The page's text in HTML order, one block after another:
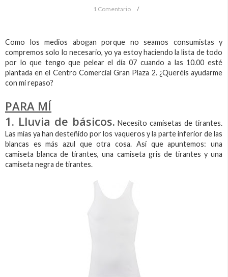
1 Comentario
Como los medios abogan porque no seamos consumistas y
compremos solo lo necesario, yo ya estoy haciendo la lista de todo
por lo que tengo que pelear el día 07 cuando a las 10.00 esté
plantada en el Centro Comercial Gran Plaza 2. ¿Queréis ayudarme
con mi repaso?
PARA MÍ
1. Lluvia de básicos. Necesito camisetas de tirantes.
Las mías ya han desteñido por los vaqueros y la parte inferior de las
blancas es más azul que otra cosa. Así que apuntemos: una
camiseta blanca de tirantes, una camiseta gris de tirantes y una
camiseta negra de tirantes.